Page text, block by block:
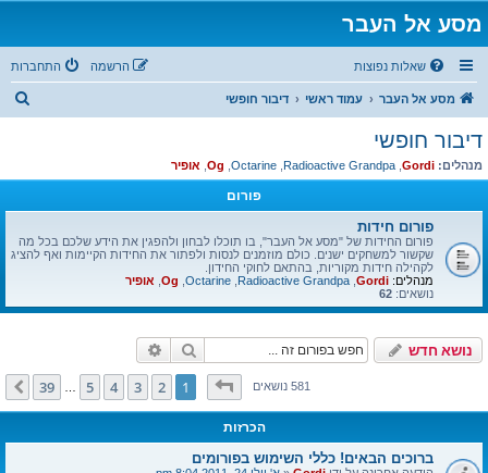
מסע אל העבר
שאלות נפוצות התחברות הרשמה
מסע אל העבר עמוד ראשי דיבור חופשי
ח
דיבור חופשי
מנהלים: Gordi
,
Radioactive Grandpa
,
Octarine
,
Og
, אופיר
פורום
פורום חידות
פורום החידות של "מסע אל העבר", בו תוכלו לבחון ולהפגין את הידע שלכם בכל מה
שקשור למשחקים ישנים. כולם מוזמנים לנסות ולפתור את החידות הקיימות ואף להציג
לקהילה חידות מקוריות, בהתאם לחוקי החידון.
מנהלים: Gordi
,
Radioactive Grandpa
,
Octarine
,
Og
, אופיר
נושאים: 62
נושא חדש חיפוש
581 נושאיםדף1מתוך39
1
2
3
4
5
39 הבא
הכרזות
ברוכים הבאים! כללי השימוש בפורומים